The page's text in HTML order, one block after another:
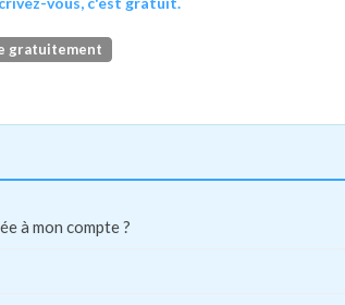
gratuitement
à mon compte ?